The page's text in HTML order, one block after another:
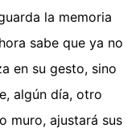
la memoria
sabe que ya no
en su gesto, sino
algún día, otro
muro, ajustará sus